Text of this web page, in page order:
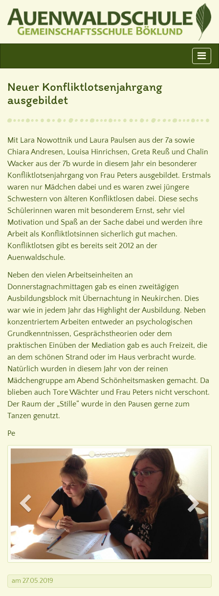
Neuer Konfliktlotsenjahrgang
ausgebildet
Mit Lara Nowottnik und Laura Paulsen aus der 7a sowie
Chiara Andresen, Louisa Hinrichsen, Greta Reuß und Chalin
Wacker aus der 7b wurde in diesem Jahr ein besonderer
Konfliktlotsenjahrgang von Frau Peters ausgebildet. Erstmals
waren nur Mädchen dabei und es waren zwei jüngere
Schwestern von älteren Konfliktlosen dabei. Diese sechs
Schülerinnen waren mit besonderem Ernst, sehr viel
Motivation und Spaß an der Sache dabei und werden ihre
Arbeit als Konfliktlotsinnen sicherlich gut machen.
Konfliktlotsen gibt es bereits seit 2012 an der
Auenwaldschule.
Neben den vielen Arbeitseinheiten an
Donnerstagnachmittagen gab es einen zweitägigen
Ausbildungsblock mit Übernachtung in Neukirchen. Dies
war wie in jedem Jahr das Highlight der Ausbildung. Neben
konzentriertem Arbeiten entweder an psychologischen
Grundkenntnissen, Gesprächstheorien oder dem
praktischen Einüben der Mediation gab es auch Freizeit, die
an dem schönen Strand oder im Haus verbracht wurde.
Natürlich wurden in diesem Jahr von der reinen
Mädchengruppe am Abend Schönheitsmasken gemacht. Da
blieben auch Tore Wächter und Frau Peters nicht verschont.
Der Raum der „Stille“ wurde in den Pausen gerne zum
Tanzen genutzt.
Pe
am 27.05.2019